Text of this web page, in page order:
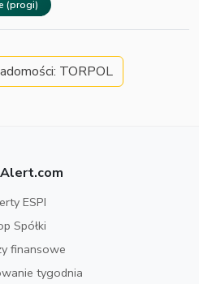
(progi)
TORPOL
ESPI
Spółki
finansowe
tygodnia